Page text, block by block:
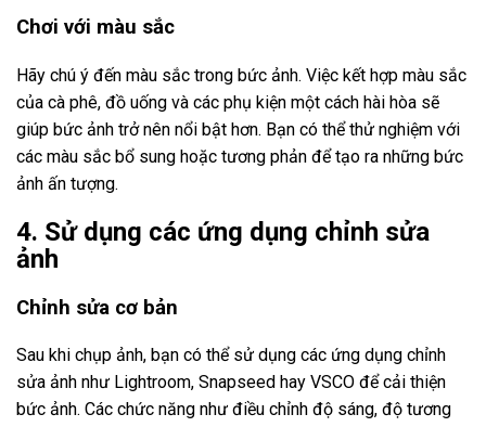
Chơi với màu sắc
Hãy chú ý đến màu sắc trong bức ảnh. Việc kết hợp màu sắc
của cà phê, đồ uống và các phụ kiện một cách hài hòa sẽ
giúp bức ảnh trở nên nổi bật hơn. Bạn có thể thử nghiệm với
các màu sắc bổ sung hoặc tương phản để tạo ra những bức
ảnh ấn tượng.
4. Sử dụng các ứng dụng chỉnh sửa
ảnh
Chỉnh sửa cơ bản
Sau khi chụp ảnh, bạn có thể sử dụng các ứng dụng chỉnh
sửa ảnh như Lightroom, Snapseed hay VSCO để cải thiện
bức ảnh. Các chức năng như điều chỉnh độ sáng, độ tương